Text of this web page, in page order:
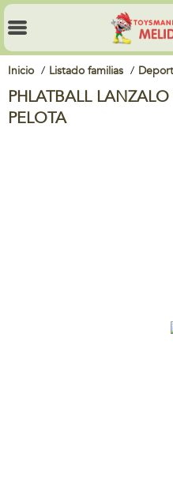
Inicio Listado familias
PHLATBALL
PELOTA